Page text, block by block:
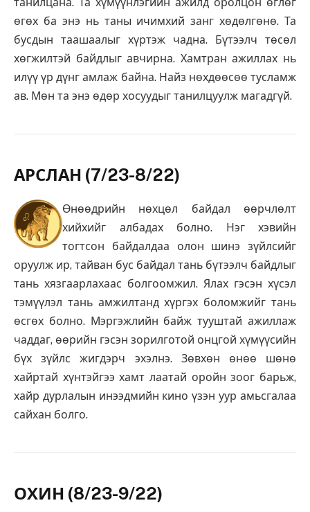
танилцана. Та хүмүүнлэгийн ажилд оролцон өглөг
өгөх ба энэ нь таны ичимхий занг хөдөлгөнө. Та
бусдын таашаалыг хүртэж чадна. Бүтээлч төсөл
хөгжилтэй байдлыг авчирна. Хамтран ажиллах нь
илүү үр дүнг амлаж байна. Найз нөхдөөсөө тусламж
ав. Мөн та энэ өдөр хосуудыг танилцуулж магадгүй.
АРСЛАН (7/23-8/22)
Өнөөдрийн нөхцөл байдал өөрчлөлт
хийхийг албадах болно. Нэг хэвийн
тогтсон байдалдаа олон шинэ зүйлсийг
оруулж ир, тайван бус байдал тань бүтээлч байдлыг
тань хязгаарлахаас болгоомжил. Ялах гэсэн хүсэл
тэмүүлэл тань амжилтанд хүргэх боломжийг тань
өсгөх болно. Мэргэжлийн байж тууштай ажиллаж
чаддаг, өөрийн гэсэн зорилготой онцгой хүмүүсийн
бүх зүйлс жигдэрч эхэлнэ. Зөвхөн өнөө шөнө
хайртай хүнтэйгээ хамт лаатай оройн зоог барьж,
хайр дурлалын инээдмийн кино үзэн уур амьсгалаа
сайхан болго.
ОХИН (8/23-9/22)